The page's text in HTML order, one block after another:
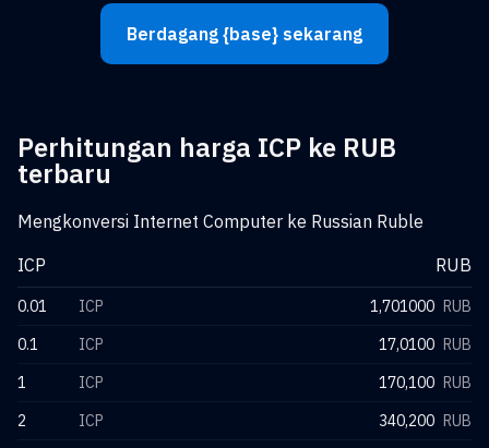
Berdagang {base} sekarang
Perhitungan harga ICP ke RUB
terbaru
Mengkonversi Internet Computer ke Russian Ruble
ICP
RUB
0.01 ICP 1,701000 RUB
0.1
ICP 17,0100 RUB
1
ICP 170,100 RUB
2
ICP 340,200 RUB